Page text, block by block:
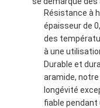
Résistance à
épaisseur de
des
à une
Durable et
aramide,
longévité
fiable pendant